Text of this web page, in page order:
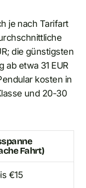
je nach Tarifart
die günstigsten
ab etwa 31 EUR
kosten in
und 20-30
Fahrt)
€15